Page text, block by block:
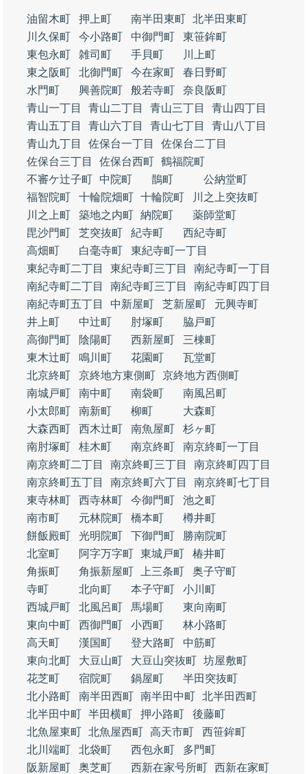
油留木町 押上町 南半田東町 北半田東町
川久保町
今小路町 中御門町
東笹鉾町
東包永町
雑司町 手貝町
川上町
東之阪町
北御門町 今在家町
春日野町
水門町
興善院町 般若寺町
奈良阪町
青山一丁目
青山二丁目 青山三丁目
青山四丁目
青山五丁目
青山六丁目 青山七丁目
青山八丁目
青山九丁目
佐保台一丁目
佐保台二丁目
佐保台三丁目
佐保台西町 鶴福院町
不審ケ辻子町
中院町 鵲町
公納堂町
福智院町
十輪院畑町 十輪院町
川之上突抜町
川之上町
築地之内町 納院町
薬師堂町
毘沙門町
芝突抜町 紀寺町
西紀寺町
高畑町
白毫寺町
東紀寺町一丁目
東紀寺町二丁目
東紀寺町三丁目
南紀寺町一丁目
南紀寺町二丁目
南紀寺町三丁目
南紀寺町四丁目
南紀寺町五丁目
中新屋町 芝新屋町
元興寺町
井上町
中辻町 肘塚町
脇戸町
高御門町
陰陽町 西新屋町
三棟町
東木辻町
鳴川町 花園町
瓦堂町
北京終町
京終地方東側町 京終地方西側町
南城戸町
南中町 南袋町
南風呂町
小太郎町
南新町 柳町
大森町
大森西町
西木辻町 南魚屋町
杉ヶ町
南肘塚町
桂木町 南京終町
南京終町一丁目
南京終町二丁目
南京終町三丁目
南京終町四丁目
南京終町五丁目
南京終町六丁目
南京終町七丁目
東寺林町
西寺林町 今御門町
池之町
南市町
元林院町 橋本町
樽井町
餅飯殿町
光明院町 下御門町
勝南院町
北室町
阿字万字町 東城戸町
椿井町
角振町
角振新屋町 上三条町
奥子守町
寺町
北向町 本子守町
小川町
西城戸町
北風呂町 馬場町
東向南町
東向中町
西御門町 小西町
林小路町
高天町
漢国町 登大路町
中筋町
東向北町
大豆山町 大豆山突抜町 坊屋敷町
花芝町
宿院町 鍋屋町
半田突抜町
北小路町
南半田西町 南半田中町 北半田西町
北半田中町 半田横町 押小路町
後藤町
北魚屋東町 北魚屋西町 高天市町
西笹鉾町
北川端町
北袋町 西包永町
多門町
阪新屋町
奥芝町 西新在家号所町 西新在家町